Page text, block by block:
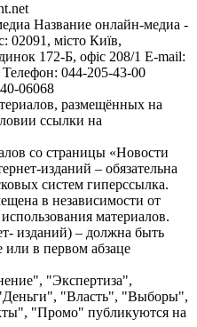
Название онлайн-медиа -
02091, місто Київ,
172-Б, офіс 208/1 E-mail:
Телефон: 044-205-43-00
06068
размещённых на
ссылки на
со страницы «Новости
изданий – обязательна
систем гиперссылка.
в независимости от
материалов.
изданий) – должна быть
или в первом абзаце
"Экспертиза",
"Власть", "Выборы",
"Промо" публикуются на